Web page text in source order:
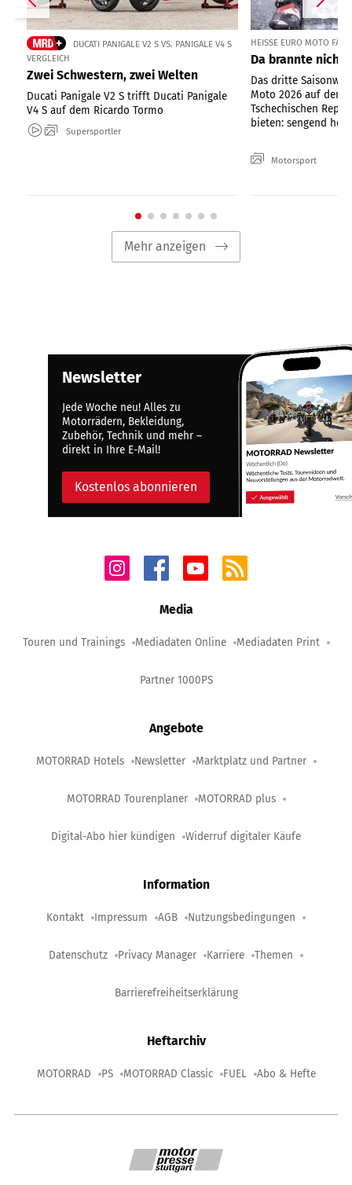
DUCATI PANIGALE V2 S VS. PANIGALE V4 S
VERGLEICH
Zwei Schwestern, zwei Welten
Ducati Panigale V2 S trifft Ducati Panigale
V4 S auf dem Ricardo Tormo
Supersportler
HEISSE EURO MOTO
Da brannte nicht
Das dritte
Moto 2026 auf dem
Tschechischen
bieten: sengend
Motorsport
Mehr anzeigen
Newsletter
Jede Woche neu! Alles zu
Motorrädern, Bekleidung,
Zubehör, Technik und mehr –
direkt in Ihre E-Mail!
Kostenlos abonnieren
Media
Touren und Trainings Mediadaten Online Mediadaten Print
Partner 1000PS
Angebote
MOTORRAD Hotels Newsletter Marktplatz und Partner
MOTORRAD Tourenplaner MOTORRAD plus
Digital-Abo hier kündigen Widerruf digitaler Käufe
Information
Kontakt Impressum AGB Nutzungsbedingungen
Datenschutz Privacy Manager Karriere Themen
Barrierefreiheitserklärung
Heftarchiv
MOTORRAD PS MOTORRAD Classic FUEL Abo & Hefte